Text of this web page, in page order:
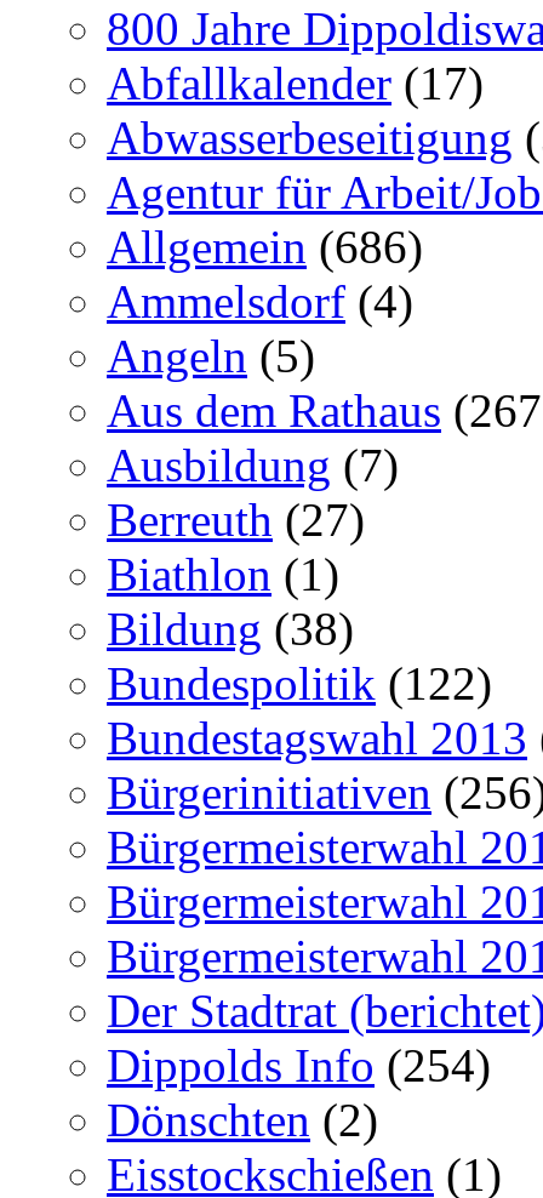
800 Jahre
Abfallkalender (17)
Abwasserbeseitigung
Agentur für Arbeit/
Allgemein (686)
Ammelsdorf (4)
Angeln (5)
Aus dem Rathaus
Ausbildung (7)
Berreuth (27)
Biathlon (1)
Bildung (38)
Bundespolitik (122)
Bundestagswahl 2013
Bürgerinitiativen
Bürgermeisterwahl
Bürgermeisterwahl
Bürgermeisterwahl
Der Stadtrat
Dippolds Info (254)
Dönschten (2)
Eisstockschießen (1)